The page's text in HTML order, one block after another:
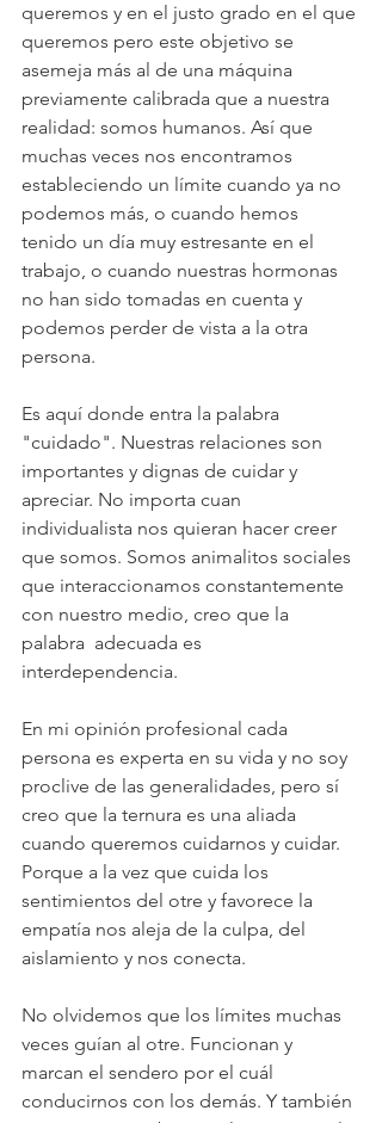
queremos y en el justo grado en el que
queremos pero este objetivo se
asemeja más al de una máquina
previamente calibrada que a nuestra
realidad: somos humanos. Así que
muchas veces nos encontramos
estableciendo un límite cuando ya no
podemos más, o cuando hemos
tenido un día muy estresante en el
trabajo, o cuando nuestras hormonas
no han sido tomadas en cuenta y
podemos perder de vista a la otra
persona.
Es aquí donde entra la palabra
"cuidado". Nuestras relaciones son
importantes y dignas de cuidar y
apreciar. No importa cuan
individualista nos quieran hacer creer
que somos. Somos animalitos sociales
que interaccionamos constantemente
con nuestro medio, creo que la
palabra  adecuada es
interdependencia.
En mi opinión profesional cada
persona es experta en su vida y no soy
proclive de las generalidades, pero sí
creo que la ternura es una aliada
cuando queremos cuidarnos y cuidar.
Porque a la vez que cuida los
sentimientos del otre y favorece la
empatía nos aleja de la culpa, del
aislamiento y nos conecta.
No olvidemos que los límites muchas
veces guían al otre. Funcionan y
marcan el sendero por el cuál
conducirnos con los demás. Y también